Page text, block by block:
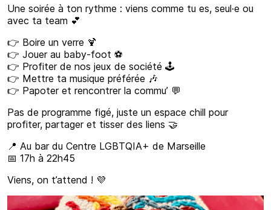
Une soirée à ton rythme : viens comme tu es, seul·e ou
avec ta team 💕
👉 Boire un verre 🍹
👉 Jouer au baby-foot ⚽
👉 Profiter de nos jeux de société 🕹
👉 Mettre ta musique préférée 🎶
👉 Papoter et rencontrer la commu’ 💬
Pas de programme figé, juste un espace chill pour
profiter, partager et tisser des liens 🤝
📍 Au bar du Centre LGBTQIA+ de Marseille
📅 17h à 22h45
Viens, on t’attend ! 💜